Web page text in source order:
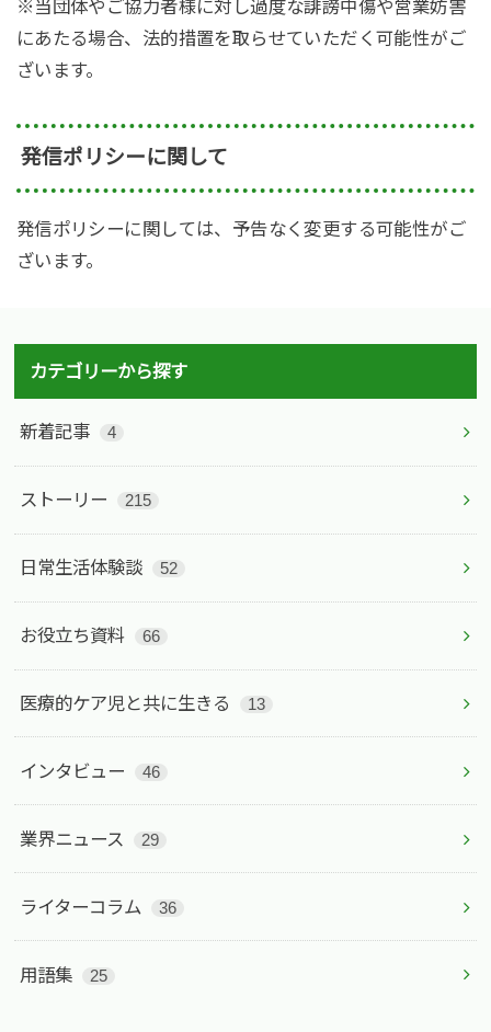
※当団体やご協力者様に対し過度な誹謗中傷や営業妨害
にあたる場合、法的措置を取らせていただく可能性がご
ざいます。
発信ポリシーに関して
発信ポリシーに関しては、予告なく変更する可能性がご
ざいます。
カテゴリーから探す
新着記事 4
ストーリー 215
日常生活体験談 52
お役立ち資料 66
医療的ケア児と共に生きる 13
インタビュー 46
業界ニュース 29
ライターコラム 36
用語集 25